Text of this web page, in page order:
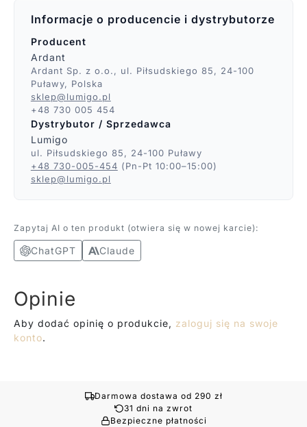
Informacje o producencie i dystrybutorze
Producent
Ardant
Ardant Sp. z o.o., ul. Piłsudskiego 85, 24-100
Puławy, Polska
sklep@lumigo.pl
+48 730 005 454
Dystrybutor / Sprzedawca
Lumigo
ul. Piłsudskiego 85, 24-100 Puławy
+48 730-005-454 (Pn-Pt 10:00–15:00)
sklep@lumigo.pl
Zapytaj AI o ten produkt (otwiera się w nowej karcie):
ChatGPT Claude
Opinie
Aby dodać opinię o produkcie, zaloguj się na swoje
konto.
Darmowa dostawa od 290 zł
31 dni na zwrot
Bezpieczne płatności